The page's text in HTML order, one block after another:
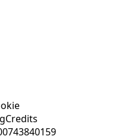
Credits